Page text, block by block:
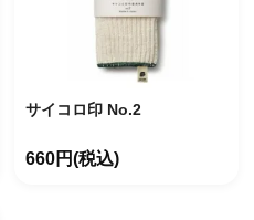
サイコロ印 No.2
660円(税込)